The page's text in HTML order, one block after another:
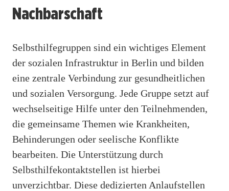
Nachbarschaft
Selbsthilfegruppen sind ein wichtiges Element
der sozialen Infrastruktur in Berlin und bilden
eine zentrale Verbindung zur gesundheitlichen
und sozialen Versorgung. Jede Gruppe setzt auf
wechselseitige Hilfe unter den Teilnehmenden,
die gemeinsame Themen wie Krankheiten,
Behinderungen oder seelische Konflikte
bearbeiten. Die Unterstützung durch
Selbsthilfekontaktstellen ist hierbei
unverzichtbar. Diese dedizierten Anlaufstellen